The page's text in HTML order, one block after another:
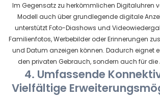
Im Gegensatz zu herkömmlichen Digitaluhren
Modell auch über grundlegende digitale
unterstützt Foto-Diashows und
Familienfotos, Werbebilder oder Erinnerungen
und Datum anzeigen können. Dadurch eignet
den privaten Gebrauch, sondern auch für die
4. Umfassende
Vielfältige